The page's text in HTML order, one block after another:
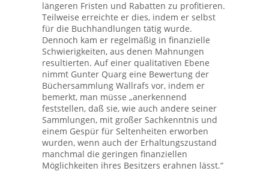
längeren Fristen und Rabatten zu profitieren.
Teilweise erreichte er dies, indem er selbst
für die Buchhandlungen tätig wurde.
Dennoch kam er regelmäßig in finanzielle
Schwierigkeiten, aus denen Mahnungen
resultierten. Auf einer qualitativen Ebene
nimmt Gunter Quarg eine Bewertung der
Büchersammlung Wallrafs vor, indem er
bemerkt, man müsse „anerkennend
feststellen, daß sie, wie auch andere seiner
Sammlungen, mit großer Sachkenntnis und
einem Gespür für Seltenheiten erworben
wurden, wenn auch der Erhaltungszustand
manchmal die geringen finanziellen
Möglichkeiten ihres Besitzers erahnen lässt.“